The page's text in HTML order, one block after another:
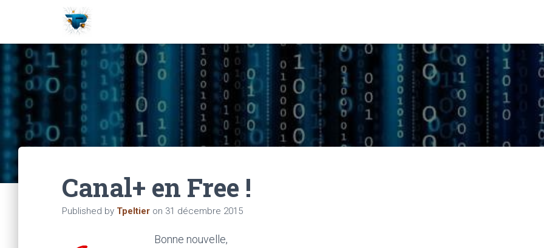
Canal+ en Free !
Published by Tpeltier on 31 décembre 2015
Bonne nouvelle,